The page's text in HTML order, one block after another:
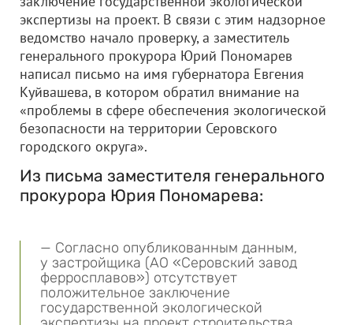
экспертизы на проект. В связи с этим надзорное
ведомство начало проверку, а заместитель
генерального прокурора Юрий Пономарев
написал письмо на имя губернатора Евгения
Куйвашева, в котором обратил внимание на
«проблемы в сфере обеспечения экологической
безопасности на территории Серовского
городского округа».
Из письма заместителя генерального
прокурора Юрия Пономарева:
— Согласно опубликованным данным,
у застройщика (АО «Серовский завод
ферросплавов») отсутствует
положительное заключение
государственной экологической